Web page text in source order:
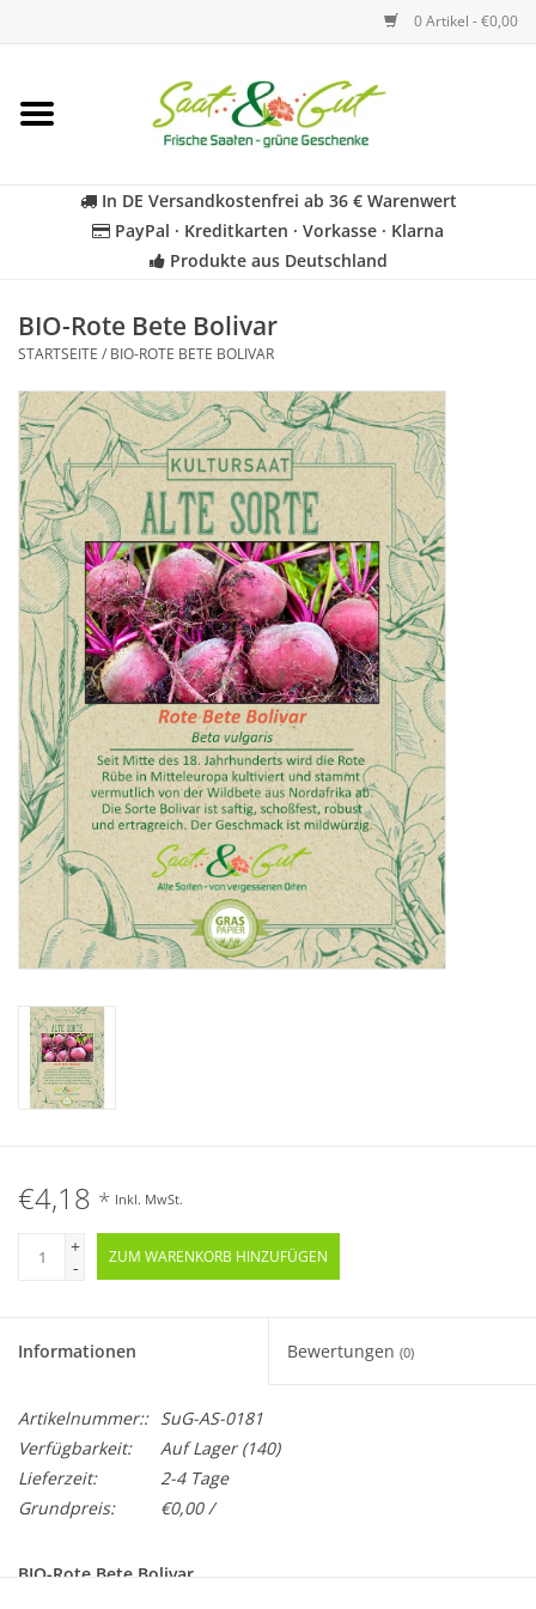
0 Artikel - €0,00
Startseite
Kräuter
Für Kinder
Geschenkideen
Katalog
In DE Versandkostenfrei ab 36 € Warenwert
PayPal · Kreditkarten · Vorkasse · Klarna
Produkte aus Deutschland
BIO-Rote Bete Bolivar
STARTSEITE / BIO-ROTE BETE BOLIVAR
€4,18 * Inkl. MwSt.
+
-
ZUM WARENKORB HINZUFÜGEN
Informationen Bewertungen (0)
Artikelnummer:: SuG-AS-0181
Verfügbarkeit:
Auf Lager(140)
Lieferzeit:
2-4 Tage
Grundpreis:
€0,00 /
BIO-Rote Bete Bolivar